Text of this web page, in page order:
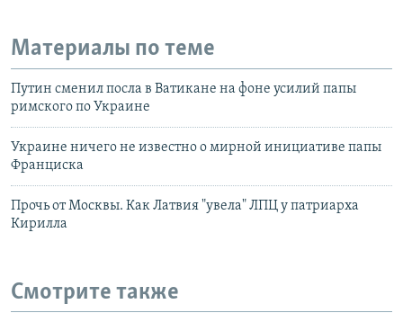
Материалы по теме
Путин сменил посла в Ватикане на фоне усилий папы
римского по Украине
Украине ничего не известно о мирной инициативе папы
Франциска
Прочь от Москвы. Как Латвия "увела" ЛПЦ у патриарха
Кирилла
Смотрите также